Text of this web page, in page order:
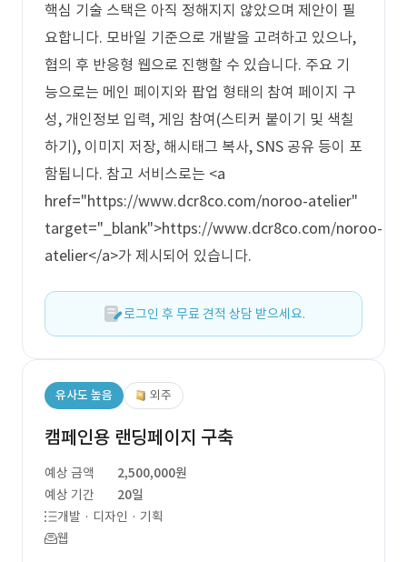
핵심 기술 스택은 아직 정해지지 않았으며 제안이 필
요합니다. 모바일 기준으로 개발을 고려하고 있으나,
협의 후 반응형 웹으로 진행할 수 있습니다. 주요 기
능으로는 메인 페이지와 팝업 형태의 참여 페이지 구
성, 개인정보 입력, 게임 참여(스티커 붙이기 및 색칠
하기), 이미지 저장, 해시태그 복사, SNS 공유 등이 포
함됩니다. 참고 서비스로는 <a
href="https://www.dcr8co.com/noroo-atelier"
target="_blank">https://www.dcr8co.com/noroo-
atelier</a>가 제시되어 있습니다.
로그인 후 무료 견적 상담 받으세요.
유사도 높음 외주
캠페인용 랜딩페이지 구축
예상 금액
2,500,000원
예상 기간
20일
개발 · 디자인 · 기획
웹